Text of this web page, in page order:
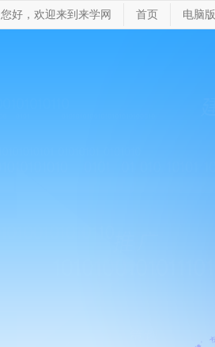
您好，欢迎来到来学网 首页 电脑版